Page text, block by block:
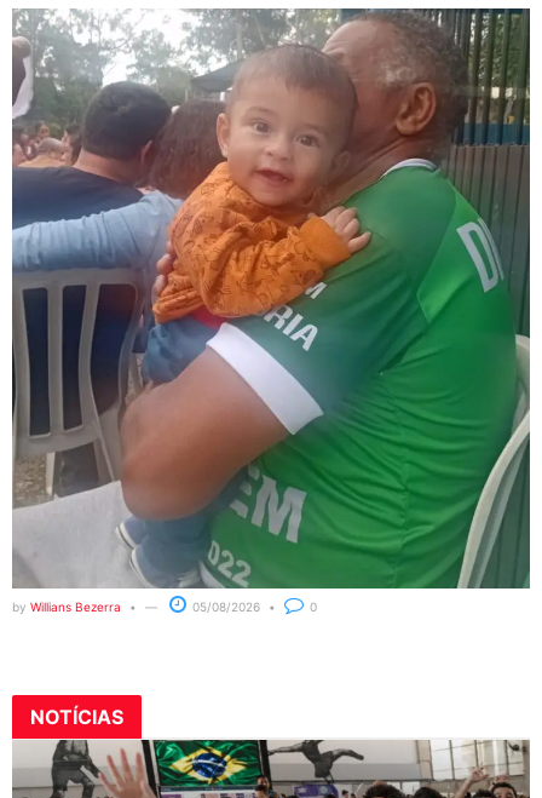
by Willians Bezerra 05/08/2026 0
NOTÍCIAS